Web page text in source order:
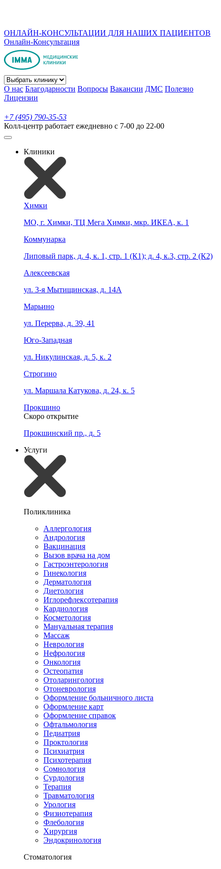
ОНЛАЙН-КОНСУЛЬТАЦИИ ДЛЯ НАШИХ ПАЦИЕНТОВ
Онлайн-Консультация
О нас Благодарности Вопросы Вакансии ДМС Полезно
Лицензии
+7 (495) 790-35-53
Колл-центр работает ежедневно с 7-00 до 22-00
Клиники
Химки
МО, г. Химки, ТЦ Мега Химки, мкр. ИКЕА, к. 1
Коммунарка
Липовый парк, д. 4, к. 1, стр. 1 (К1); д. 4, к.3, стр. 2 (К2)
Алексеевская
ул. 3-я Мытищинская, д. 14А
Марьино
ул. Перерва, д. 39, 41
Юго-Западная
ул. Никулинская, д. 5, к. 2
Строгино
ул. Маршала Катукова, д. 24, к. 5
Прокшино
Скоро открытие
Прокшинский пр., д. 5
Услуги
Поликлиника
Аллергология
Андрология
Вакцинация
Вызов врача на дом
Гастроэнтерология
Гинекология
Дерматология
Диетология
Иглорефлексотерапия
Кардиология
Косметология
Мануальная терапия
Массаж
Неврология
Нефрология
Онкология
Остеопатия
Отоларингология
Отоневрология
Оформление больничного листа
Оформление карт
Оформление справок
Офтальмология
Педиатрия
Проктология
Психиатрия
Психотерапия
Сомнология
Сурдология
Терапия
Травматология
Урология
Физиотерапия
Флебология
Хирургия
Эндокринология
Стоматология